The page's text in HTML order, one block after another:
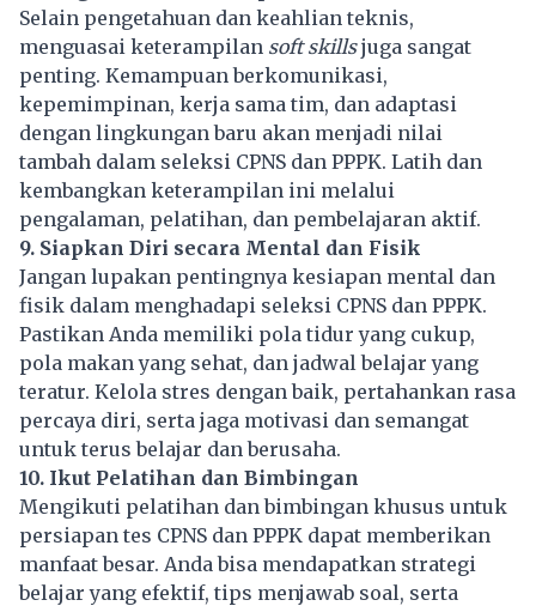
Selain pengetahuan dan keahlian teknis,
menguasai keterampilan soft skillsjuga sangat
penting. Kemampuan berkomunikasi,
kepemimpinan, kerja sama tim, dan adaptasi
dengan lingkungan baru akan menjadi nilai
tambah dalam seleksi CPNS dan PPPK. Latih dan
kembangkan keterampilan ini melalui
pengalaman, pelatihan, dan pembelajaran aktif.
9. Siapkan Diri secara Mental dan Fisik
Jangan lupakan pentingnya kesiapan mental dan
fisik dalam menghadapi seleksi CPNS dan PPPK.
Pastikan Anda memiliki pola tidur yang cukup,
pola makan yang sehat, dan jadwal belajar yang
teratur. Kelola stres dengan baik, pertahankan rasa
percaya diri, serta jaga motivasi dan semangat
untuk terus belajar dan berusaha.
10. Ikut Pelatihan dan Bimbingan
Mengikuti pelatihan dan bimbingan khusus untuk
persiapan tes CPNS dan PPPK dapat memberikan
manfaat besar. Anda bisa mendapatkan strategi
belajar yang efektif, tips menjawab soal, serta